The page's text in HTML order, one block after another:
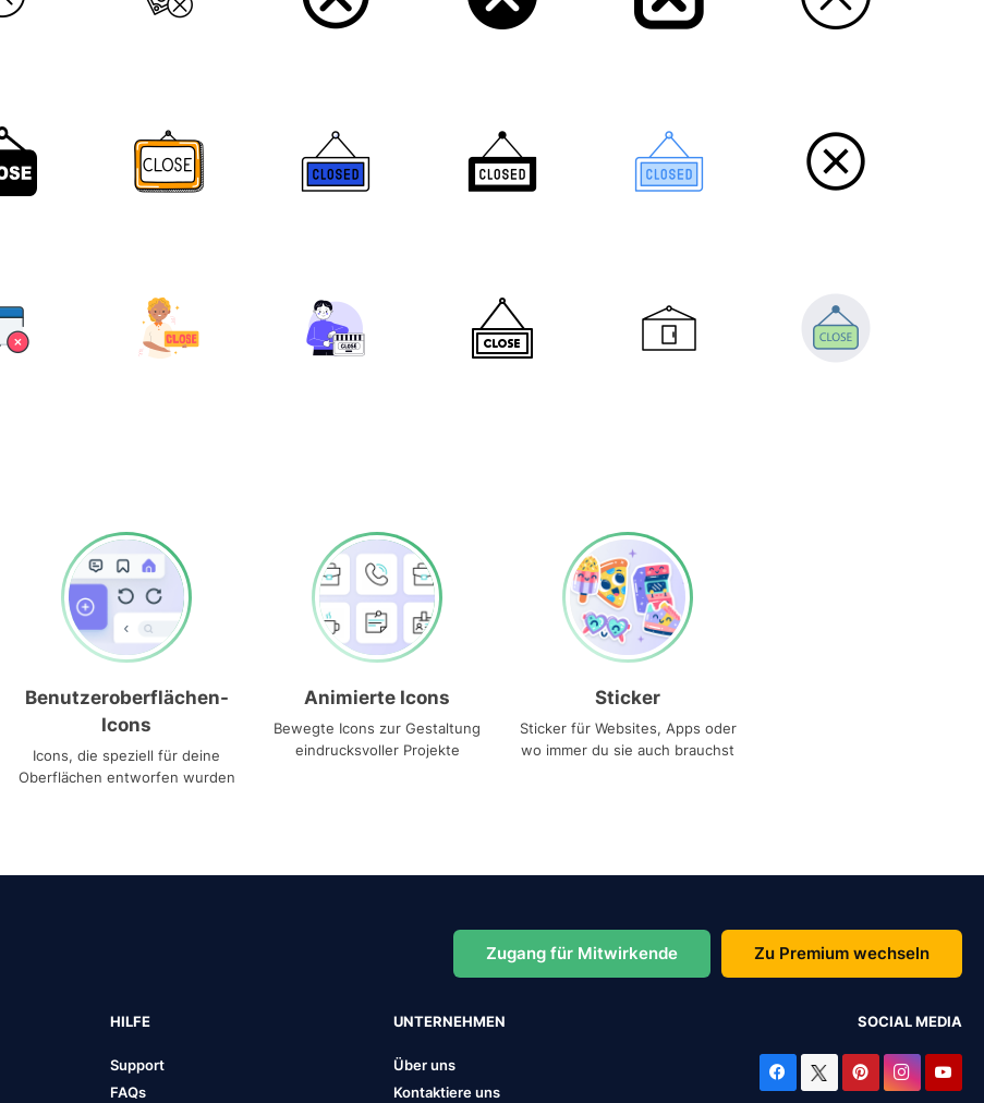
Benutzeroberflächen-
Icons
Icons, die speziell für deine
Oberflächen entworfen wurden
Animierte Icons
Bewegte Icons zur Gestaltung
eindrucksvoller Projekte
Sticker
Sticker für Websites, Apps oder
wo immer du sie auch brauchst
Zugang für Mitwirkende Zu Premium wechseln
HILFE
Support
FAQs
UNTERNEHMEN
Über uns
Kontaktiere uns
SOCIAL MEDIA